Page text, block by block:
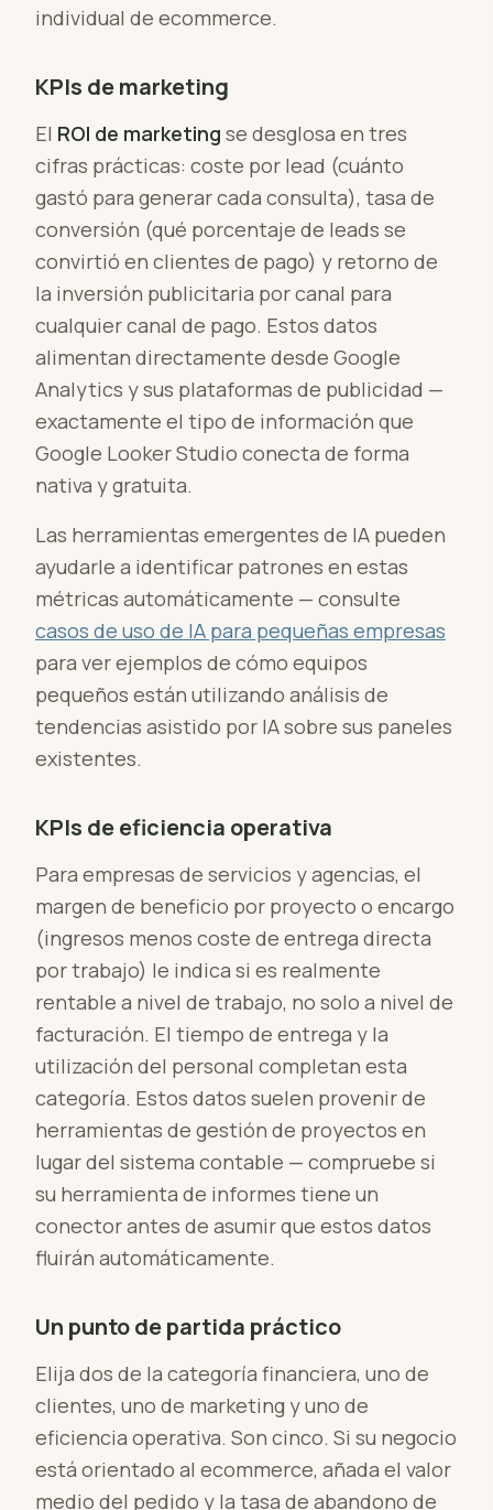
individual de ecommerce.
KPIs de marketing
El ROI de marketing se desglosa en tres
cifras prácticas: coste por lead (cuánto
gastó para generar cada consulta), tasa de
conversión (qué porcentaje de leads se
convirtió en clientes de pago) y retorno de
la inversión publicitaria por canal para
cualquier canal de pago. Estos datos
alimentan directamente desde Google
Analytics y sus plataformas de publicidad —
exactamente el tipo de información que
Google Looker Studio conecta de forma
nativa y gratuita.
Las herramientas emergentes de IA pueden
ayudarle a identificar patrones en estas
métricas automáticamente — consulte
casos de uso de IA para pequeñas empresas
para ver ejemplos de cómo equipos
pequeños están utilizando análisis de
tendencias asistido por IA sobre sus paneles
existentes.
KPIs de eficiencia operativa
Para empresas de servicios y agencias, el
margen de beneficio por proyecto o encargo
(ingresos menos coste de entrega directa
por trabajo) le indica si es realmente
rentable a nivel de trabajo, no solo a nivel de
facturación. El tiempo de entrega y la
utilización del personal completan esta
categoría. Estos datos suelen provenir de
herramientas de gestión de proyectos en
lugar del sistema contable — compruebe si
su herramienta de informes tiene un
conector antes de asumir que estos datos
fluirán automáticamente.
Un punto de partida práctico
Elija dos de la categoría financiera, uno de
clientes, uno de marketing y uno de
eficiencia operativa. Son cinco. Si su negocio
está orientado al ecommerce, añada el valor
medio del pedido y la tasa de abandono de